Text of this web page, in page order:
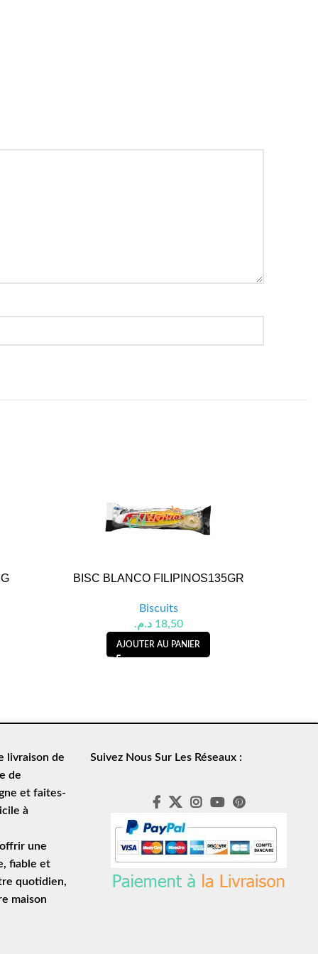
BISC BLANCO FILIPINOS135GR
Biscuits
18,50 د.م.
AJOUTER AU PANIER
livraison de
de
et faites-
à
une
, fiable et
quotidien,
maison
Suivez Nous Sur Les Réseaux :